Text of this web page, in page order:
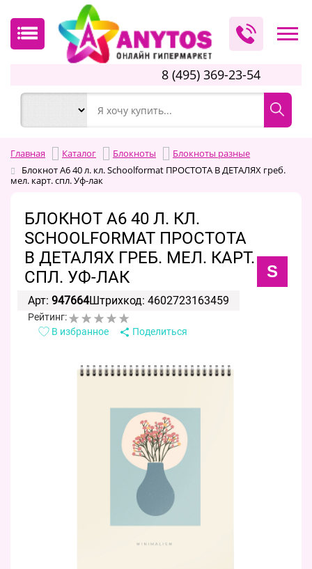
8 (495) 369-23-54
Главная Каталог Блокноты
Блокноты разные
Блокнот А6 40 л. кл. Schoolformat ПРОСТОТА В ДЕТАЛЯХ греб.
мел. карт. спл. Уф-лак
БЛОКНОТ А6 40 Л. КЛ.
SCHOOLFORMAT ПРОСТОТА
В ДЕТАЛЯХ ГРЕБ. МЕЛ. КАРТ.
СПЛ. УФ-ЛАК
S
Арт: 947664Штрихкод: 4602723163459
Рейтинг:
В избранное
Поделиться